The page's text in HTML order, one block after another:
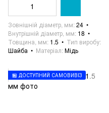
Зовнішній діаметр, мм 24
Внутрішній діаметр, мм 18
Товщина, мм 1.5
Тип виробу
Шайба
Матеріал Мідь
🏪 ДОСТУПНИЙ САМОВИВІЗ